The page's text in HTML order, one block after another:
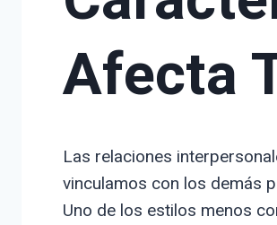
Afecta
Las relaciones
vinculamos con los demás
Uno de los estilos menos